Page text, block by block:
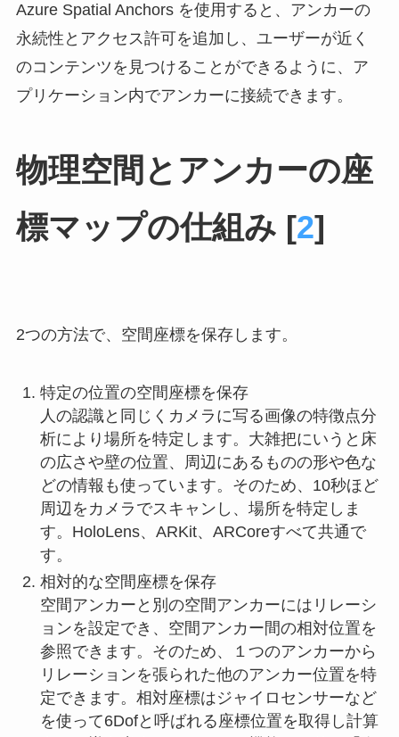
Azure Spatial Anchors を使用すると、アンカーの
永続性とアクセス許可を追加し、ユーザーが近く
のコンテンツを見つけることができるように、ア
プリケーション内でアンカーに接続できます。
物理空間とアンカーの座
標マップの仕組み [2]
2つの方法で、空間座標を保存します。
特定の位置の空間座標を保存
人の認識と同じくカメラに写る画像の特徴点分
析により場所を特定します。大雑把にいうと床
の広さや壁の位置、周辺にあるものの形や色な
どの情報も使っています。そのため、10秒ほど
周辺をカメラでスキャンし、場所を特定しま
す。HoloLens、ARKit、ARCoreすべて共通で
す。
相対的な空間座標を保存
空間アンカーと別の空間アンカーにはリレーシ
ョンを設定でき、空間アンカー間の相対位置を
参照できます。そのため、１つのアンカーから
リレーションを張られた他のアンカー位置を特
定できます。相対座標はジャイロセンサーなど
を使って6Dofと呼ばれる座標位置を取得し計算